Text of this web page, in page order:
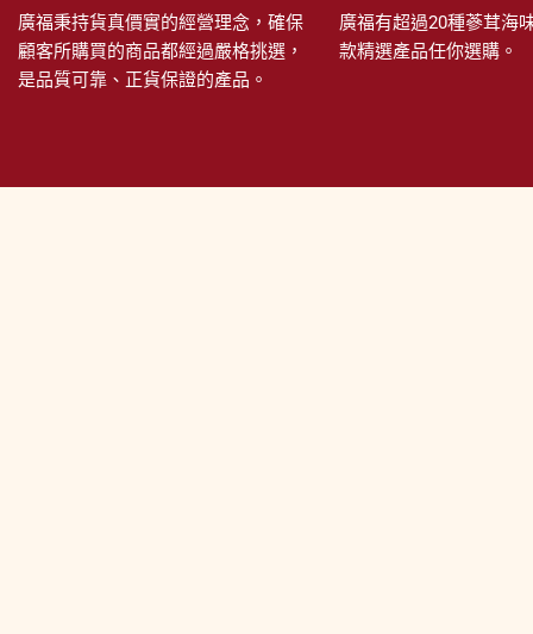
廣福秉持貨真價實的經營理念，確保
顧客所購買的商品都經過嚴格挑選，
是品質可靠、正貨保證的產品。
廣福有超過20種蔘茸海
款精選產品任你選購。